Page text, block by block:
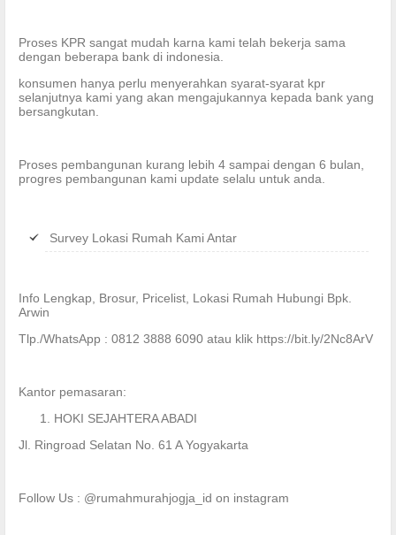
Proses KPR sangat mudah karna kami telah bekerja sama
dengan beberapa bank di indonesia.
konsumen hanya perlu menyerahkan syarat-syarat kpr
selanjutnya kami yang akan mengajukannya kepada bank yang
bersangkutan.
Proses pembangunan kurang lebih 4 sampai dengan 6 bulan,
progres pembangunan kami update selalu untuk anda.
Survey Lokasi Rumah Kami Antar
Info Lengkap, Brosur, Pricelist, Lokasi Rumah Hubungi Bpk.
Arwin
Tlp./WhatsApp : 0812 3888 6090 atau klik https://bit.ly/2Nc8ArV
Kantor pemasaran:
HOKI SEJAHTERA ABADI
Jl. Ringroad Selatan No. 61 A Yogyakarta
Follow Us : @rumahmurahjogja_id on instagram